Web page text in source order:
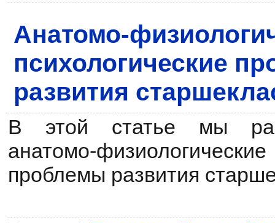
Анатомо-
психологические
развития
В этой статье мы
анатомо-
проблемы развития